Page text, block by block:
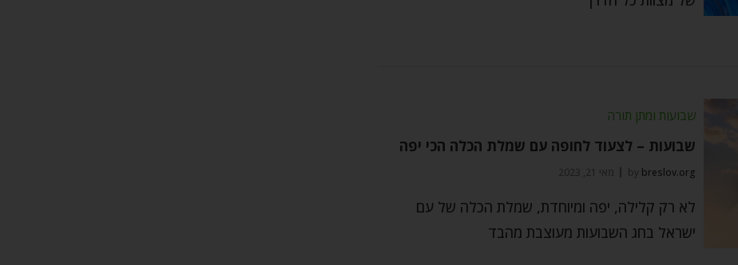
שבועות ומתן תורה
שבועות – לצעוד לחופה עם שמלת הכלה הכי יפה
by breslov.org מאי 21, 2023
לא רק קלילה, יפה ומיוחדת, שמלת הכלה של עם
ישראל בחג השבועות מעוצבת מהבד